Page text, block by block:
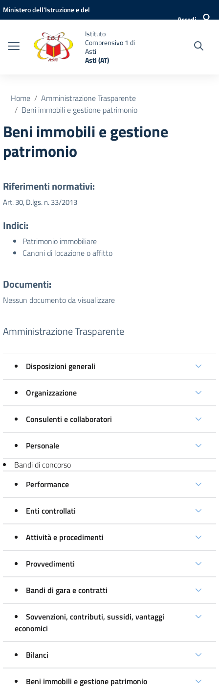
Vai ai contenuti
Vai al menu di navigazione
Vai al footer
Ministero dell'Istruzione e del
Accedi
Istituto
Comprensivo 1 di
Asti
Asti (AT)
Home
Amministrazione Trasparente
Beni immobili e gestione patrimonio
Beni immobili e gestione
patrimonio
Riferimenti normativi:
Art. 30, D.lgs. n. 33/2013
Indici:
Patrimonio immobiliare
Canoni di locazione o affitto
Documenti:
Nessun documento da visualizzare
Amministrazione Trasparente
Disposizioni generali
Organizzazione
Consulenti e collaboratori
Personale
Bandi di concorso
Performance
Enti controllati
Attività e procedimenti
Provvedimenti
Bandi di gara e contratti
Sovvenzioni, contributi, sussidi, vantaggi
economici
Bilanci
Beni immobili e gestione patrimonio